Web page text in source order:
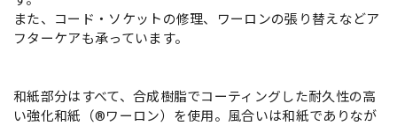
また、コード・ソケットの修理、ワーロンの張り替えなどア
フターケアも承っています。
和紙部分はすべて、合成樹脂でコーティングした耐久性の高
い強化和紙（®ワーロン）を使用。風合いは和紙でありなが